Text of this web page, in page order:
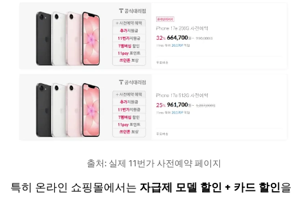
출처: 실제 11번가 사전예약 페이지
특히 온라인 쇼핑몰에서는 자급제 모델 할인 + 카드 할인을